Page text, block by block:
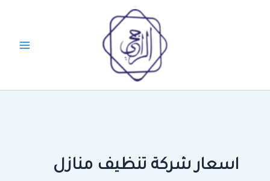
اسعار شركة تنظيف منازل